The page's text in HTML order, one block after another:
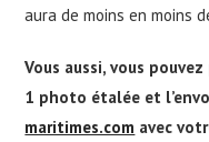
aura de moins en moins
Vous aussi, vous
1 photo étalée et
maritimes.com avec